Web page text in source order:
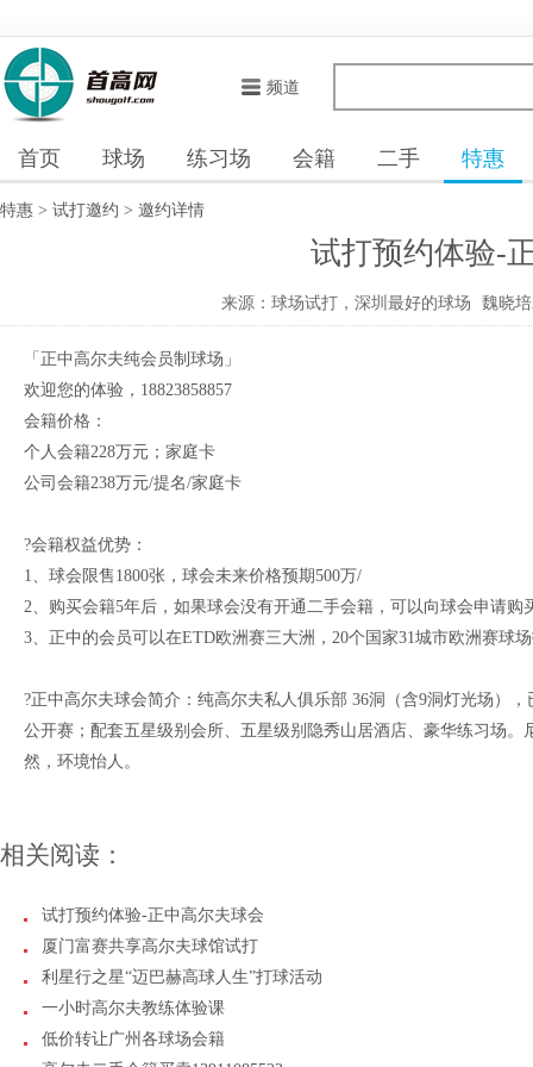
频道
首页 球场 练习场 会籍 二手 特惠
特惠 > 试打邀约 > 邀约详情
试打预约体验-
来源：球场试打，深圳最好的球场 魏晓培
「正中高尔夫纯会员制球场」
欢迎您的体验，18823858857
会籍价格：
个人会籍228万元；家庭卡
公司会籍238万元/提名/家庭卡
?会籍权益优势：
1、球会限售1800张，球会未来价格预期500万/
2、购买会籍5年后，如果球会没有开通二手会籍，可以向球会申请购
3、正中的会员可以在ETD欧洲赛三大洲，20个国家31城市欧洲赛球
?正中高尔夫球会简介：纯高尔夫私人俱乐部 36洞（含9洞灯光场）
公开赛；配套五星级别会所、五星级别隐秀山居酒店、豪华练习场
然，环境怡人。
相关阅读：
试打预约体验-正中高尔夫球会
厦门富赛共享高尔夫球馆试打
利星行之星“迈巴赫高球人生”打球活动
一小时高尔夫教练体验课
低价转让广州各球场会籍